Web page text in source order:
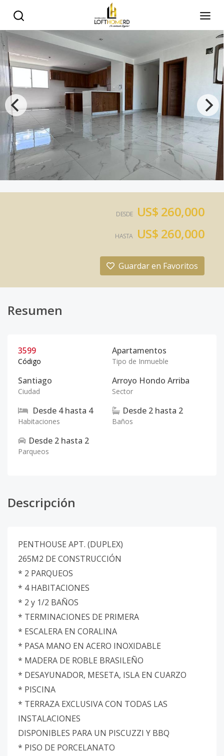
DESDE US$ 260,000
HASTA US$ 260,000
Guardar en Favoritos
Resumen
3599
Código
Apartamentos
Tipo de Inmueble
Santiago
Ciudad
Arroyo Hondo Arriba
Sector
Desde 4hasta 4
Habitaciones
Desde 2 hasta 2
Baños
Desde 2 hasta 2
Parqueos
Descripción
PENTHOUSE APT. (DUPLEX)
265M2 DE CONSTRUCCIÓN
* 2 PARQUEOS
* 4 HABITACIONES
* 2 y 1/2 BAÑOS
* TERMINACIONES DE PRIMERA
* ESCALERA EN CORALINA
* PASA MANO EN ACERO INOXIDABLE
* MADERA DE ROBLE BRASILEÑO
* DESAYUNADOR, MESETA, ISLA EN CUARZO
* PISCINA
* TERRAZA EXCLUSIVA CON TODAS LAS
INSTALACIONES
DISPONIBLES PARA UN PISCUZZI Y BBQ
* PISO DE PORCELANATO